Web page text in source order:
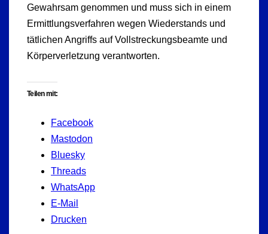
Gewahrsam genommen und muss sich in einem
Ermittlungsverfahren wegen Wiederstands und
tätlichen Angriffs auf Vollstreckungsbeamte und
Körperverletzung verantworten.
Teilen mit:
Facebook
Mastodon
Bluesky
Threads
WhatsApp
E-Mail
Drucken